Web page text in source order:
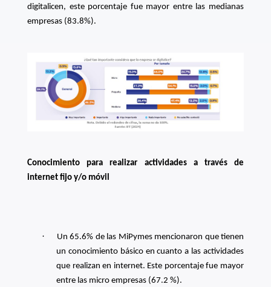
digitalicen, este porcentaje fue mayor entre las medianas
empresas (83.8%).
Conocimiento para realizar actividades a través de
internet fijo y/o móvil
·
Un 65.6% de las MiPymes mencionaron que tienen
un conocimiento básico en cuanto a las actividades
que realizan en internet. Este porcentaje fue mayor
entre las micro empresas (67.2 %).